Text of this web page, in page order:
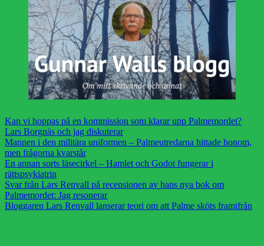
Kan vi hoppas på en kommission som klarar upp Palmemordet?
Lars Borgnäs och jag diskuterar
Mannen i den militära uniformen – Palmeutredarna hittade honom,
men frågorna kvarstår
En annan sorts läsecirkel – Hamlet och Godot fungerar i
rättspsykiatrin
Svar från Lars Renvall på recensionen av hans nya bok om
Palmemordet: Jag resonerar
Bloggaren Lars Renvall lanserar teori om att Palme sköts framifrån